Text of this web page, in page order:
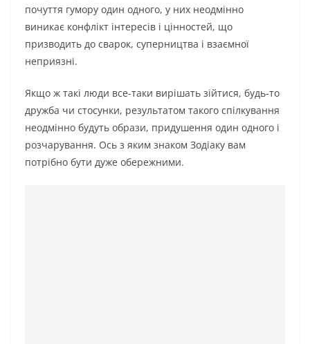
почуття гумору один одного, у них неодмінно
виникає конфлікт інтересів і цінностей, що
призводить до сварок, суперництва і взаємної
неприязні.
Якщо ж такі люди все-таки вирішать зійтися, будь-то
дружба чи стосунки, результатом такого спілкування
неодмінно будуть образи, придушення один одного і
розчарування. Ось з яким знаком Зодіаку вам
потрібно бути дуже обережними.